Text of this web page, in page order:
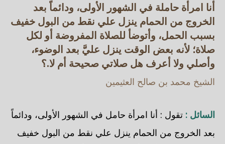
أنا امرأة حاملة في الشهور الأولى، ودائماً بعد
الخروج من الحمام ينزل علي نقط من البول خفيف
بسبب الحمل، وأتوضأ للصلاة المفروضة أو لكل
صلاة؛ لأنه بعض الوقت ينزل عليَّ بعد الوضوء،
وأصلي ولا أعرف هل صلاتي صحيحة أم لا.؟
الشيخ محمد بن صالح العثيمين
السائل : تقول : أنا امرأة حامل في الشهور الأولى، ودائماً
بعد الخروج من الحمام ينزل علي نقط من البول خفيف